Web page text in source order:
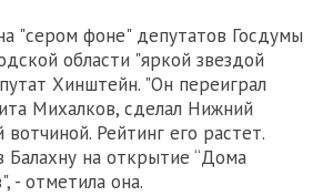
"сером фоне" депутатов Госдумы
области "яркой звездой
Хинштейн. "Он переиграл
Михалков, сделал Нижний
Рейтинг его растет.
на открытие “Дома
- отметила она.